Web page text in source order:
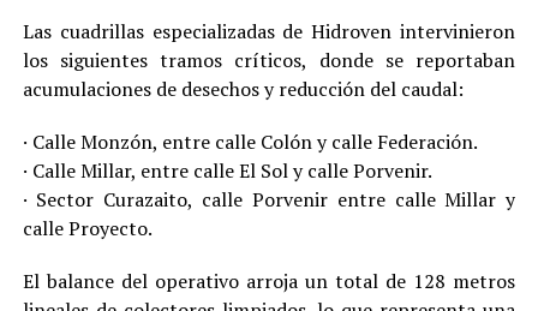
Las cuadrillas especializadas de Hidroven intervinieron
los siguientes tramos críticos, donde se reportaban
acumulaciones de desechos y reducción del caudal:
· Calle Monzón, entre calle Colón y calle Federación.
· Calle Millar, entre calle El Sol y calle Porvenir.
· Sector Curazaito, calle Porvenir entre calle Millar y
calle Proyecto.
El balance del operativo arroja un total de 128 metros